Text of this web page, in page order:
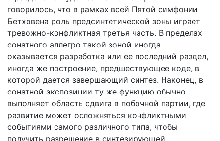
говорилось, что в рамках всей Пятой симфонии
Бетховена роль предсинтетической зоны играет
тревожно-конфликтная третья часть. В пределах
сонатного аллегро такой зоной иногда
оказывается разработка или ее последний раздел,
иногда же построение, предшествующее коде, в
которой дается завершающий синтез. Наконец, в
сонатной экспозиции ту же функцию обычно
выполняет область сдвига в побочной партии, где
развитие может осложняться конфликтными
событиями самого различного типа, чтобы
получить разрешение в синтезирующей